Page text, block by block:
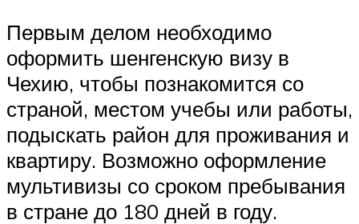
Первым делом необходимо
оформить шенгенскую визу в
Чехию, чтобы познакомится со
страной, местом учебы или работы,
подыскать район для проживания и
квартиру. Возможно оформление
мультивизы со сроком пребывания
в стране до 180 дней в году.